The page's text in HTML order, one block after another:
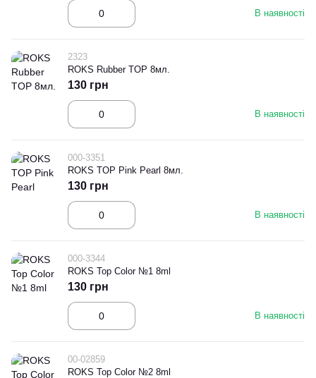
В наявності
2323
ROKS Rubber TOP 8мл.
В наявності
130 грн
000-3351
ROKS TOP Pink Pearl 8мл.
В наявності
130 грн
000-3344
ROKS Top Color №1 8ml
В наявності
130 грн
00-02859
ROKS Top Color №2 8ml